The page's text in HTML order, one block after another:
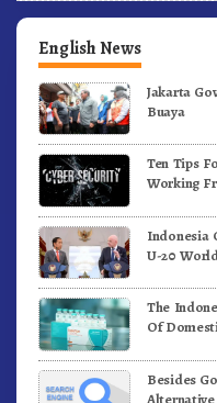
English News
Jakarta
Buaya
Ten Tips
Working
Indonesia
U-20
The
Of
Besides